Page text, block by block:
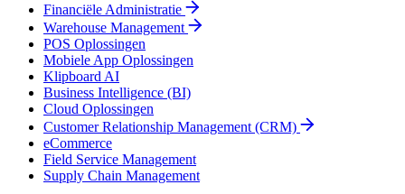
Financiële Administratie
Warehouse Management
POS Oplossingen
Mobiele App Oplossingen
Klipboard AI
Business Intelligence (BI)
Cloud Oplossingen
Customer Relationship Management (CRM)
eCommerce
Field Service Management
Supply Chain Management